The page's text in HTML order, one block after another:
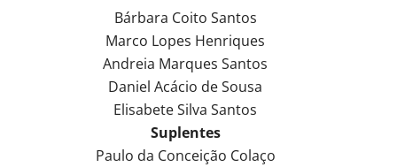
Bárbara Coito Santos
Marco Lopes Henriques
Andreia Marques Santos
Daniel Acácio de Sousa
Elisabete Silva Santos
Suplentes
Paulo da Conceição Colaço